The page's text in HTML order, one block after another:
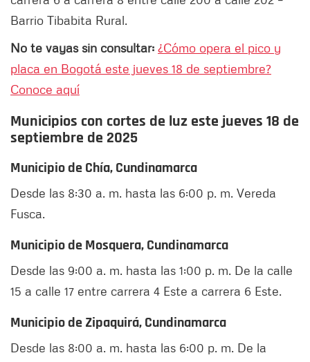
Barrio Tibabita Rural.
No te vayas sin consultar: ¿Cómo opera el pico y
placa en Bogotá este jueves 18 de septiembre?
Conoce aquí
Municipios con cortes de luz este jueves 18 de
septiembre de 2025
Municipio de Chía, Cundinamarca
Desde las 8:30 a. m. hasta las 6:00 p. m. Vereda
Fusca.
Municipio de Mosquera, Cundinamarca
Desde las 9:00 a. m. hasta las 1:00 p. m. De la calle
15 a calle 17 entre carrera 4 Este a carrera 6 Este.
Municipio de Zipaquirá, Cundinamarca
Desde las 8:00 a. m. hasta las 6:00 p. m. De la